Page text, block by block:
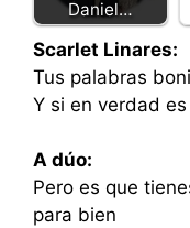
Daniel…
Scarlet Linares:
Tus palabras
Y si en verdad
A dúo:
Pero es que
para bien